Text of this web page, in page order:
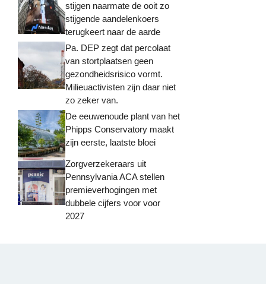
stijgen naarmate de ooit zo
stijgende aandelenkoers
terugkeert naar de aarde
Pa. DEP zegt dat percolaat
van stortplaatsen geen
gezondheidsrisico vormt.
Milieuactivisten zijn daar niet
zo zeker van.
De eeuwenoude plant van het
Phipps Conservatory maakt
zijn eerste, laatste bloei
Zorgverzekeraars uit
Pennsylvania ACA stellen
premieverhogingen met
dubbele cijfers voor voor
2027